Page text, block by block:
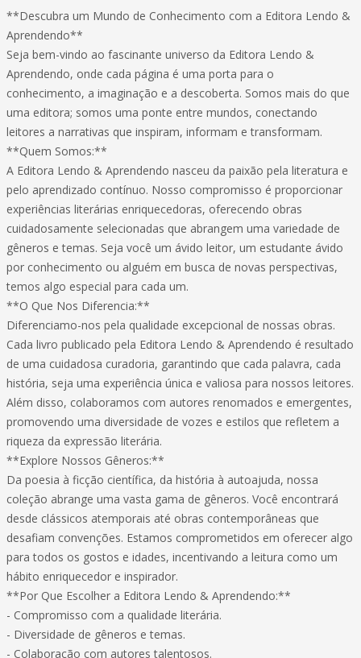
**Descubra um Mundo de Conhecimento com a Editora Lendo &
Aprendendo**
Seja bem-vindo ao fascinante universo da Editora Lendo &
Aprendendo, onde cada página é uma porta para o
conhecimento, a imaginação e a descoberta. Somos mais do que
uma editora; somos uma ponte entre mundos, conectando
leitores a narrativas que inspiram, informam e transformam.
**Quem Somos:**
A Editora Lendo & Aprendendo nasceu da paixão pela literatura e
pelo aprendizado contínuo. Nosso compromisso é proporcionar
experiências literárias enriquecedoras, oferecendo obras
cuidadosamente selecionadas que abrangem uma variedade de
gêneros e temas. Seja você um ávido leitor, um estudante ávido
por conhecimento ou alguém em busca de novas perspectivas,
temos algo especial para cada um.
**O Que Nos Diferencia:**
Diferenciamo-nos pela qualidade excepcional de nossas obras.
Cada livro publicado pela Editora Lendo & Aprendendo é resultado
de uma cuidadosa curadoria, garantindo que cada palavra, cada
história, seja uma experiência única e valiosa para nossos leitores.
Além disso, colaboramos com autores renomados e emergentes,
promovendo uma diversidade de vozes e estilos que refletem a
riqueza da expressão literária.
**Explore Nossos Gêneros:**
Da poesia à ficção científica, da história à autoajuda, nossa
coleção abrange uma vasta gama de gêneros. Você encontrará
desde clássicos atemporais até obras contemporâneas que
desafiam convenções. Estamos comprometidos em oferecer algo
para todos os gostos e idades, incentivando a leitura como um
hábito enriquecedor e inspirador.
**Por Que Escolher a Editora Lendo & Aprendendo:**
- Compromisso com a qualidade literária.
- Diversidade de gêneros e temas.
- Colaboração com autores talentosos.